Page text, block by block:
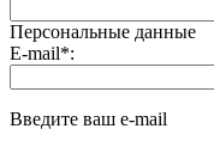
Персональные данные
E-mail*:
Введите ваш e-mail